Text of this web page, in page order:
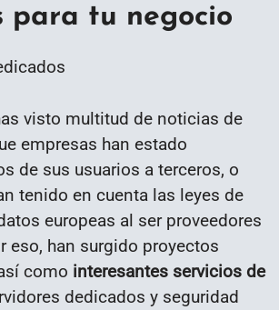
para tu negocio
visto multitud de noticias de
empresas han estado
de sus usuarios a terceros, o
tenido en cuenta las leyes de
europeas al ser proveedores
eso, han surgido proyectos
como interesantes servicios de
dedicados y seguridad